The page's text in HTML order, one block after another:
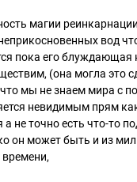
магии
вод
пока его
(она могла это
мы не знаем мира с
невидимым прям
не точно есть что-то
он может быть и из